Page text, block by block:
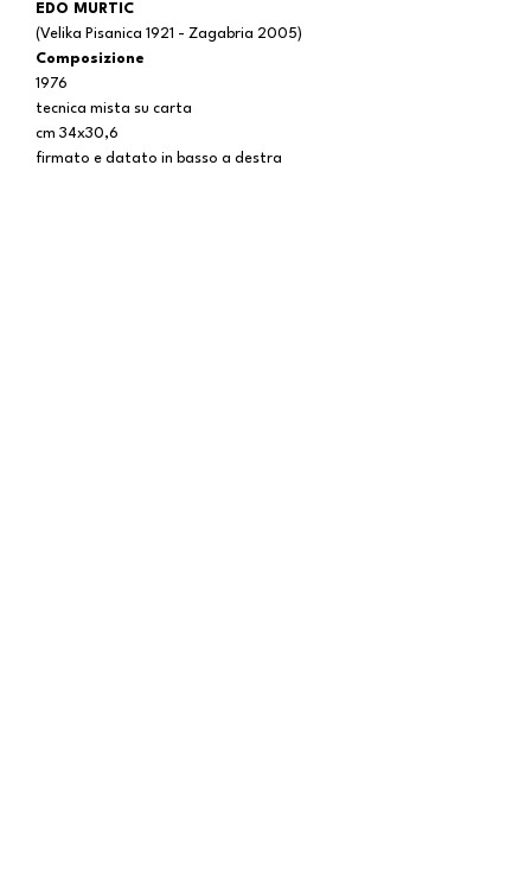
EDO MURTIC
(Velika Pisanica 1921 - Zagabria 2005)
Composizione
1976
tecnica mista su carta
cm 34x30,6
firmato e datato in basso a destra